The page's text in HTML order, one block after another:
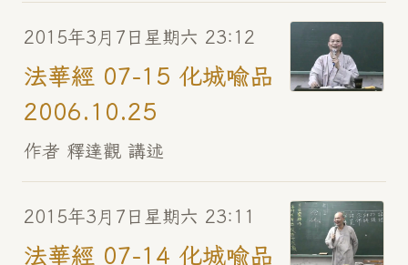
2015年3月7日星期六 23:12
法華經 07-15 化城喻品
2006.10.25
作者 釋達觀 講述
2015年3月7日星期六 23:11
法華經 07-14 化城喻品